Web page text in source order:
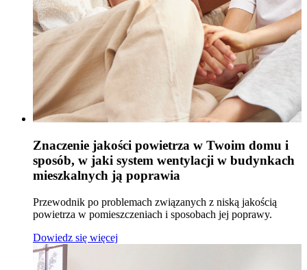
Znaczenie jakości powietrza w Twoim domu i
sposób, w jaki system wentylacji w budynkach
mieszkalnych ją poprawia
Przewodnik po problemach związanych z niską jakością
powietrza w pomieszczeniach i sposobach jej poprawy.
Dowiedz się więcej